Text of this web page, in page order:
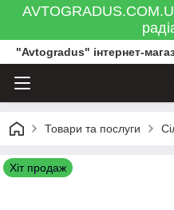
"Avtogradus" інтернет-
Товари та послуги
Хіт продаж